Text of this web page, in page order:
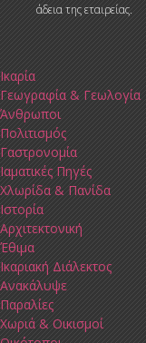
άδεια της εταιρείας.
Ικαρία
Γεωγραφία & Γεωλογία
Άνθρωποι
Πολιτισμός
Γαστρονομία
Ιαματικές Πηγές
Χλωρίδα & Πανίδα
Ιστορία
Αρχιτεκτονική
Έθιμα
Ικαριακή Διάλεκτος
Ανακάλυψε
Παραλίες
Χωριά & Οικισμοί